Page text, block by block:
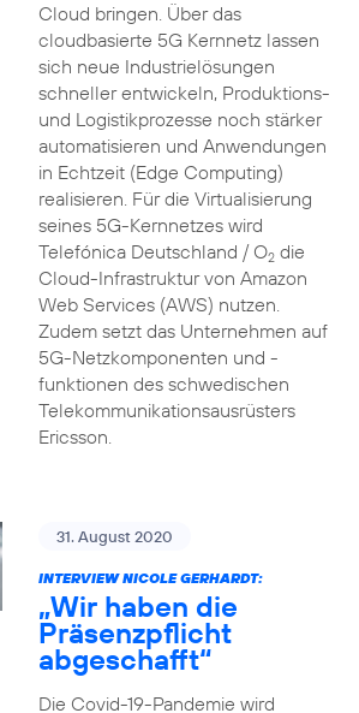
Cloud bringen. Über das
cloudbasierte 5G Kernnetz lassen
sich neue Industrielösungen
schneller entwickeln, Produktions-
und Logistikprozesse noch stärker
automatisieren und Anwendungen
in Echtzeit (Edge Computing)
realisieren. Für die Virtualisierung
seines 5G-Kernnetzes wird
Telefónica Deutschland / O2die
Cloud-Infrastruktur von Amazon
Web Services (AWS) nutzen.
Zudem setzt das Unternehmen auf
5G-Netzkomponenten und -
funktionen des schwedischen
Telekommunikationsausrüsters
Ericsson.
31. August 2020
INTERVIEW NICOLE GERHARDT:
„Wir haben die
Präsenzpflicht
abgeschafft“
Die Covid-19-Pandemie wird